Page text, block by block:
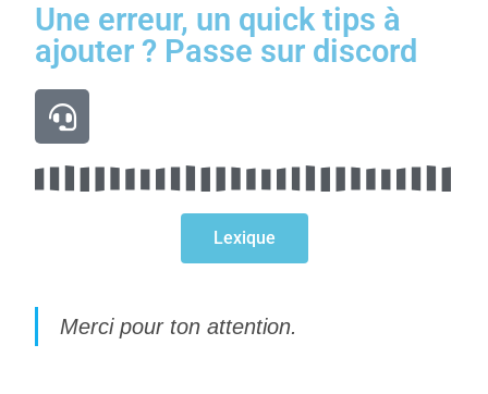
Une erreur, un quick tips à
ajouter ? Passe sur discord
Lexique
Merci pour ton attention.